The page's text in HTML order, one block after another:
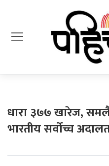
धारा ३७७ खारेज,
भारतीय सर्वोच्च